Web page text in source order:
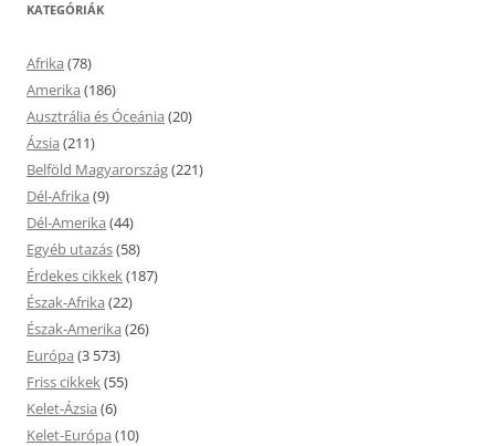
KATEGÓRIÁK
Afrika (78)
Amerika (186)
Ausztrália és Óceánia (20)
Ázsia (211)
Belföld Magyarország(221)
Dél-Afrika (9)
Dél-Amerika (44)
Egyéb utazás(58)
Érdekes cikkek(187)
Észak-Afrika (22)
Észak-Amerika (26)
Európa (3 573)
Friss cikkek(55)
Kelet-Ázsia (6)
Kelet-Európa (10)